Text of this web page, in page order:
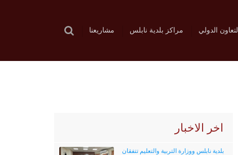
التعاون الدولي مراكز بلدية نابلس مشاريعنا
اخر الاخبار
بلدية نابلس ووزارة التربية والتعليم تتفقان